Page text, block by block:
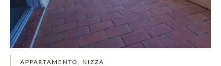
APPARTAMENTO, NIZZA